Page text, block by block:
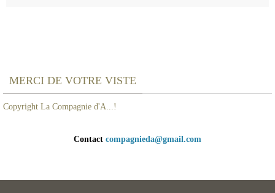
MERCI DE VOTRE VISTE
Copyright La Compagnie d'A...!
Contact compagnieda@gmail.com